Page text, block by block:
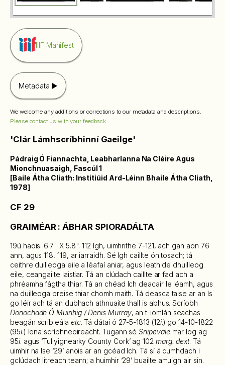
IIIF Manifest
Metadata
We welcome any additions or corrections to our metadata and descriptions.
Please contact us with your feedback.
'Clár Lámhscríbhinní Gaeilge'
Pádraig Ó Fiannachta, Leabharlanna Na Cléire Agus
Mionchnuasaigh, Fascúl 1
[Baile Átha Cliath: Institiúid Ard-Léinn Bhaile Átha Cliath,
1978]
CF 29
GRAIMÉAR : ÁBHAR SPIORADÁLTA
19ú haois. 6.7" X 5.8". 112 lgh, uimhrithe 7-121, ach gan aon 76
ann, agus 118, 119, ar iarraidh. Sé Igh caillte ón tosach; tá
ceithre duilleoga eile a léafaí aniar, agus leath de dhuilleog
eile, ceangailte laistiar. Tá an clúdach caillte ar fad ach a
phréamha fágtha thiar. Tá an chéad lch deacair le léamh, agus
na duilleoga breise thiar chomh maith. Tá deasca taise ar an Is
go léir ach tá an dubhach athnuaite thall is abhus. Scríobh
Donochadh Ó Muirihig / Denis Murray, an t-iomlán seachas
beagán scribleála etc. Tá dátaí ó 27-5-1813 (12i.) go 14-10-1822
(95i.) lena scríbhneoireacht. Tugann séSnipevalemar log ag
95i. agus ‘Tullyignearky County Cork’ ag 102 marg. dext. Tá
uimhir na Ise ‘29’ anois ar an gcéad lch. Tá sí á cumhdach i
gclúdach litreach teann; a huimhir ‘29’ buailte amuigh air sin.